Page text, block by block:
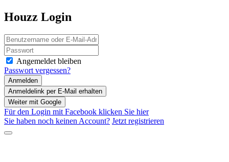
Houzz Login
Angemeldet bleiben
Passwort vergessen?
Weiter mit Google
Für den Login mit Facebook klicken Sie hier
Sie haben noch keinen Account? Jetzt registrieren